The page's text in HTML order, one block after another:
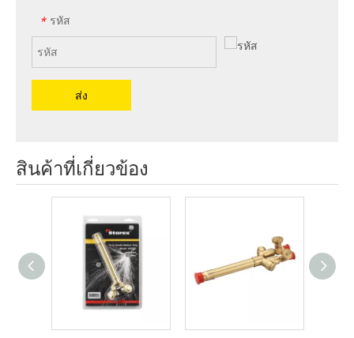
* รหัส
ส่ง
สินค้าที่เกี่ยวข้อง